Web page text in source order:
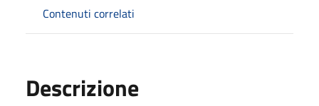
Contenuti correlati
Descrizione